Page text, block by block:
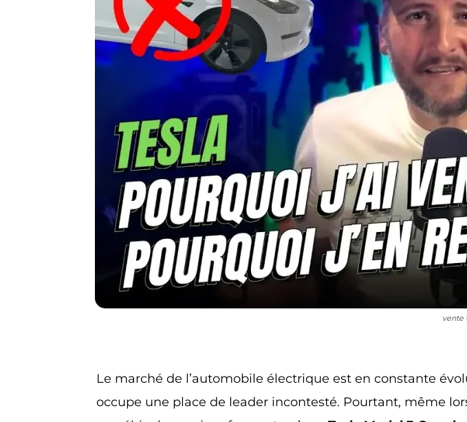
vente
Le marché de l’automobile électrique est en constante
occupe une place de leader incontesté. Pourtant, même